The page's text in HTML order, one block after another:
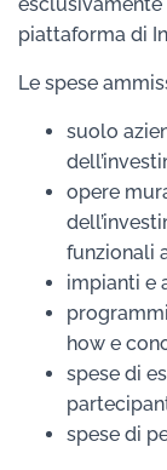
piattaforma di
Le spese
suolo
opere
funzionali
impianti e
how e
spese di
spese di